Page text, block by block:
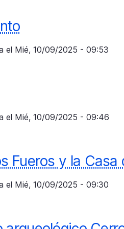
el Mié, 10/09/2025 - 09:53
el Mié, 10/09/2025 - 09:46
Fueros y la Casa
el Mié, 10/09/2025 - 09:30